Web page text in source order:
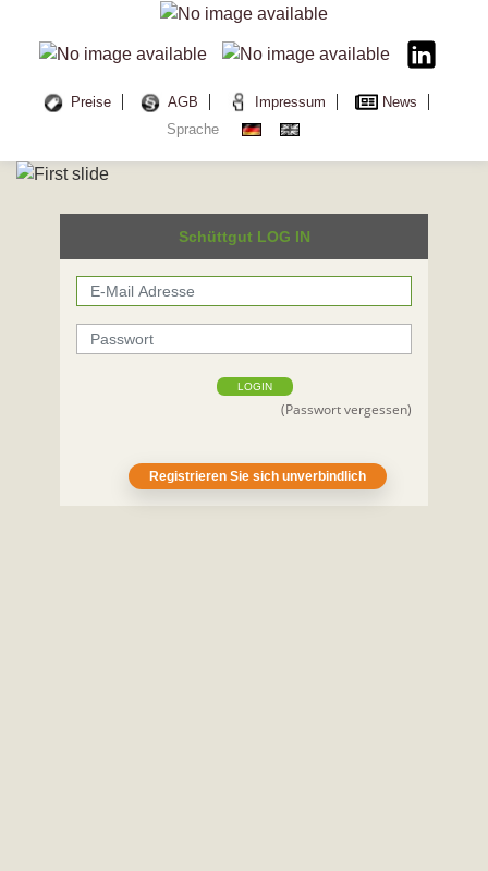
Preise AGB Impressum
News
Sprache
Schüttgut LOG IN
LOGIN
(Passwort vergessen)
Registrieren Sie sich unverbindlich